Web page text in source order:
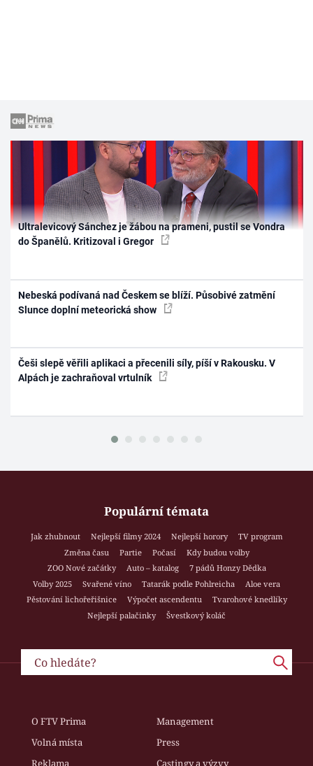
Ultralevicový Sánchez je žábou na prameni, pustil se Vondra
do Španělů. Kritizoval i Gregor
Nebeská podívaná nad Českem se blíží. Působivé zatmění
Slunce doplní meteorická show
Češi slepě věřili aplikaci a přecenili síly, píší v Rakousku. V
Alpách je zachraňoval vrtulník
Populární témata
Jak zhubnout Nejlepší filmy 2024 Nejlepší horory
TV program
Změna času
Partie Počasí
Kdy budou volby
ZOO Nové začátky
Auto – katalog
7 pádů Honzy Dědka
Volby 2025
Svařené víno Tatarák podle Pohlreicha
Aloe vera
Pěstování lichořeřišnice
Výpočet ascendentu
Tvarohové knedlíky
Nejlepší palačinky
Švestkový koláč
O FTV Prima
Management
Volná místa
Press
Reklama
Castingy a výzvy